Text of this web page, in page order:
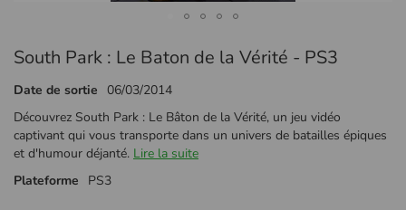
au
de
la
Galerie
d’images
South Park : Le Baton de la Vérité - PS3
Date de sortie 06/03/2014
Découvrez South Park : Le Bâton de la Vérité, un jeu vidéo
captivant qui vous transporte dans un univers de batailles épiques
et d'humour déjanté. Lire la suite
Plateforme
PS3